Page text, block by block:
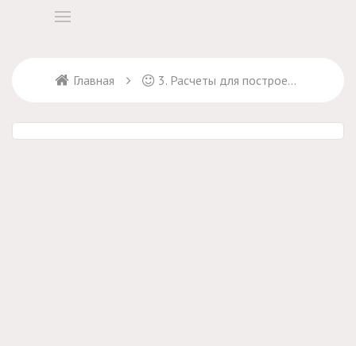
Главная 3. Расчеты для построения